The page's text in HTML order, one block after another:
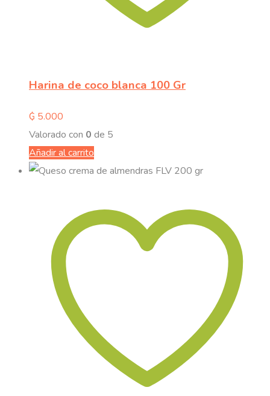
Harina de coco blanca 100 Gr
₲ 5.000
Valorado con 0 de 5
Añadir al carrito